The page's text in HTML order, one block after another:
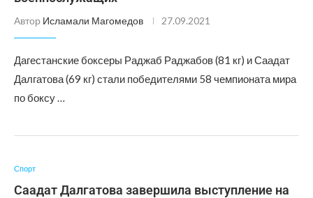
Автор Исламали Магомедов 27.09.2021
Дагестанские боксеры Раджаб Раджабов (81 кг) и Саадат
Далгатова (69 кг) стали победителями 58 чемпионата мира
по боксу …
Спорт
Саадат Далгатова завершила выступление на